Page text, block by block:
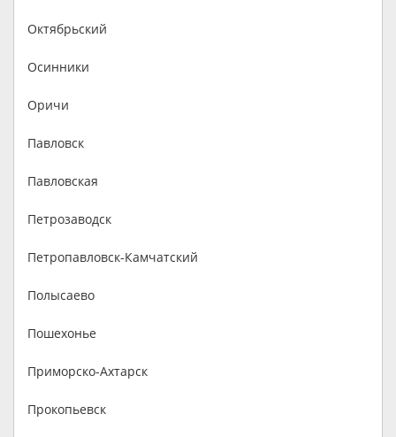
Октябрьский
Осинники
Оричи
Павловск
Павловская
Петрозаводск
Петропавловск-Камчатский
Полысаево
Пошехонье
Приморско-Ахтарск
Прокопьевск